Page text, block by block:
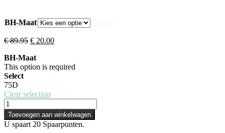
BH-Maat
€89.95 € 20.00
BH-Maat
This option is required
Select
75D
Clear selection
Toevoegen aan winkelwagen
U spaart 20 Spaarpunten.